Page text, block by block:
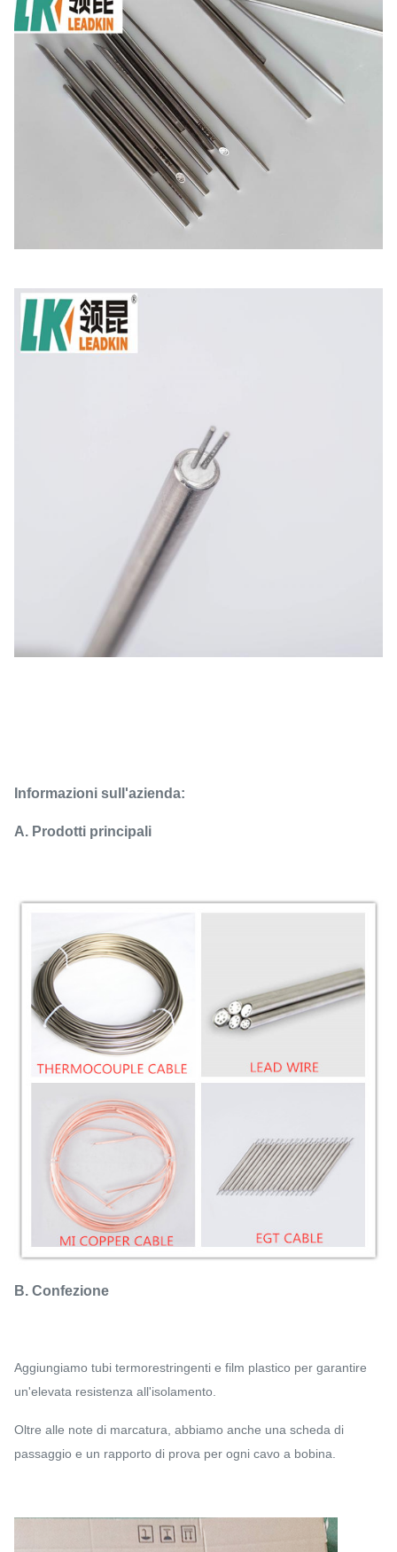
Informazioni sull'azienda:
A. Prodotti principali
B. Confezione
Aggiungiamo tubi termorestringenti e film plastico per garantire
un'elevata resistenza all'isolamento.
Oltre alle note di marcatura, abbiamo anche una scheda di
passaggio e un rapporto di prova per ogni cavo a bobina.